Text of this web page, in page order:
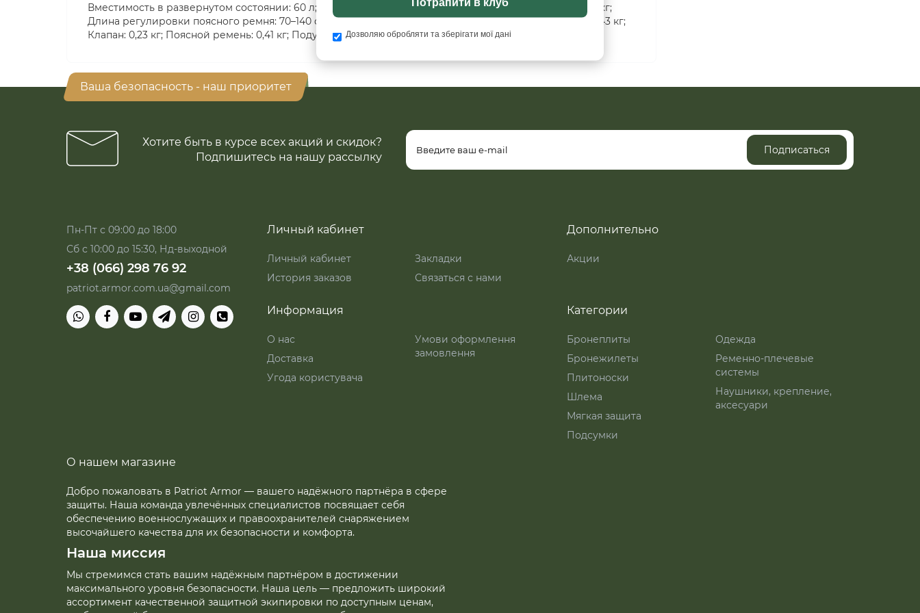
Вместимость в развернутом состоянии: 60 л; Вместимость кармана с клапаном: 2 л; Общий вес: 2,38 кг;
Длина регулировки поясного ремня: 70–140 см; Рама: алюминий DUR. Распределение веса: Сумка: 1,43 кг;
Клапан: 0,23 кг; Поясной ремень: 0,41 кг; Подушка-подушка: 0,08 кг; Опорная рама: 0,27 кг.
Дозволяю обробляти та зберігати мої дані
Ваша безопасность - наш приоритет
Хотите быть в курсе всех акций и скидок?
Подпишитесь на нашу рассылку
Подписаться
Пн-Пт с 09:00 до 18:00
Сб с 10:00 до 15:30, Нд-выходной
+38 (066) 298 76 92
patriot.armor.com.ua@gmail.com
Личный кабинет
Личный кабинет
История заказов
Закладки
Связаться с нами
Дополнительно
Акции
Информация
О нас
Доставка
Угода користувача
Умови оформлення
замовлення
Категории
Бронеплиты
Бронежилеты
Плитоноски
Шлема
Мягкая защита
Подсумки
Одежда
Ременно-плечевые
системы
Наушники, крепление,
аксесуари
О нашем магазине
Добро пожаловать в Patriot Armor — вашего надёжного партнёра в сфере
защиты. Наша команда увлечённых специалистов посвящает себя
обеспечению военнослужащих и правоохранителей снаряжением
высочайшего качества для их безопасности и комфорта.
Наша миссия
Мы стремимся стать вашим надёжным партнёром в достижении
максимального уровня безопасности. Наша цель — предложить широкий
ассортимент качественной защитной экипировки по доступным ценам,